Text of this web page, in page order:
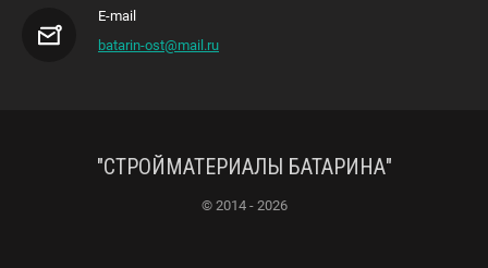
E-mail
batarin-ost@mail.ru
"СТРОЙМАТЕРИАЛЫ БАТАРИНА"
© 2014 - 2026